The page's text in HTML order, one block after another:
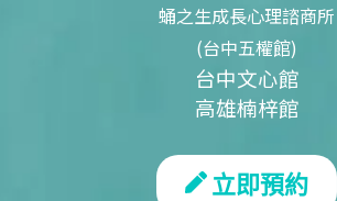
蛹之生成長心理諮商所
(台中五權館)
台中文心館
高雄楠梓館
立即預約